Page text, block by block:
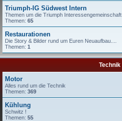
Triumph-IG Südwest Intern
Themen um die Triumph Interessengemeinschaft
Themen: 65
Restaurationen
Die Story & Bilder rund um Euren Neuaufbau....
Themen: 1
Technik
Motor
Alles rund um die Technik
Themen: 369
Kühlung
Schwitz !
Themen: 55